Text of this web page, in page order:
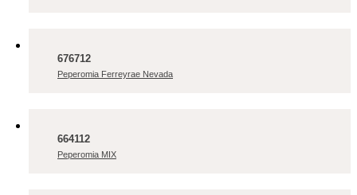
676712
Peperomia Ferreyrae Nevada
664112
Peperomia MIX